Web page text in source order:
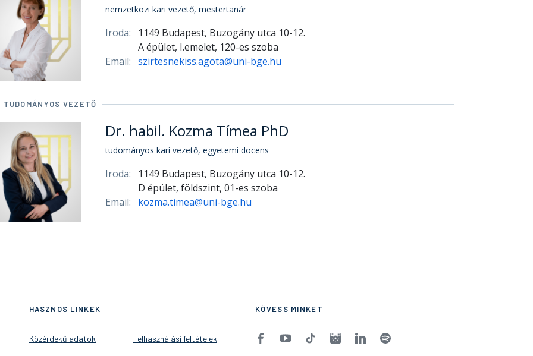
nemzetközi kari vezető, mestertanár
Iroda:
1149 Budapest, Buzogány utca 10-12.
A épület, I.emelet, 120-es szoba
Email: szirtesnekiss.agota@uni-bge.hu
TUDOMÁNYOS VEZETŐ
Dr. habil. Kozma Tímea PhD
tudományos kari vezető, egyetemi docens
Iroda:
1149 Budapest, Buzogány utca 10-12.
D épület, földszint, 01-es szoba
Email:
kozma.timea@uni-bge.hu
HASZNOS LINKEK
Közérdekű adatok Felhasználási feltételek
KÖVESS MINKET